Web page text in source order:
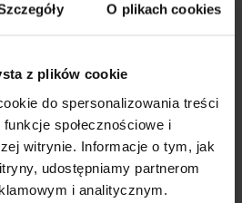
O plikach cookies
z plików cookie
do spersonalizowania treści
społecznościowe i
witrynie. Informacje o tym, jak
udostępniamy partnerom
i analitycznym.
i montujemy w każdym
stresu i kombinowania.